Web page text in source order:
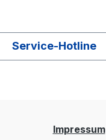
Service-Hotline
Impressum